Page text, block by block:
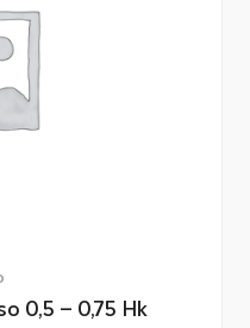
0,5 – 0,75 Hk